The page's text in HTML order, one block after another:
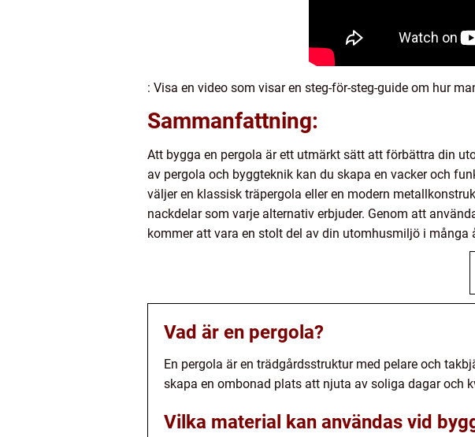
: Visa en video som visar en steg-för-steg-guide om hur
Sammanfattning:
Att bygga en pergola är ett utmärkt sätt att förbättra din
av pergola och byggteknik kan du skapa en vacker och
väljer en klassisk träpergola eller en modern
nackdelar som varje alternativ erbjuder. Genom att
kommer att vara en stolt del av din utomhusmiljö i många
Vad är en pergola?
En pergola är en trädgårdsstruktur med pelare och
skapa en ombonad plats att njuta av soliga dagar och
Vilka material kan användas vid